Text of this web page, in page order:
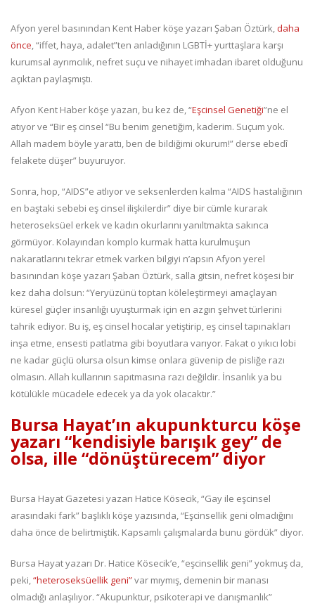
Afyon yerel basınından Kent Haber köşe yazarı Şaban Öztürk,daha
önce, “iffet, haya, adalet”ten anladığının LGBTİ+ yurttaşlara karşı
kurumsal ayrımcılık, nefret suçu ve nihayet imhadan ibaret olduğunu
açıktan paylaşmıştı.
Afyon Kent Haber köşe yazarı, bu kez de, “Eşcinsel Genetiği”ne el
atıyor ve “Bir eş cinsel “Bu benim genetiğim, kaderim. Suçum yok.
Allah madem böyle yarattı, ben de bildiğimi okurum!” derse ebedî
felakete düşer” buyuruyor.
Sonra, hop, “AIDS”e atlıyor ve seksenlerden kalma “AIDS hastalığının
en baştaki sebebi eş cinsel ilişkilerdir” diye bir cümle kurarak
heteroseksüel erkek ve kadın okurlarını yanıltmakta sakınca
görmüyor. Kolayından komplo kurmak hatta kurulmuşun
nakaratlarını tekrar etmek varken bilgiyi n’apsın Afyon yerel
basınından köşe yazarı Şaban Öztürk, salla gitsin, nefret köşesi bir
kez daha dolsun: “Yeryüzünü toptan köleleştirmeyi amaçlayan
küresel güçler insanlığı uyuşturmak için en azgın şehvet türlerini
tahrik ediyor. Bu iş, eş cinsel hocalar yetiştirip, eş cinsel tapınakları
inşa etme, ensesti patlatma gibi boyutlara varıyor. Fakat o yıkıcı lobi
ne kadar güçlü olursa olsun kimse onlara güvenip de pisliğe razı
olmasın. Allah kullarının sapıtmasına razı değildir. İnsanlık ya bu
kötülükle mücadele edecek ya da yok olacaktır.”
Bursa Hayat’ın akupunkturcu köşe
yazarı “kendisiyle barışık gey” de
olsa, ille “dönüştürecem” diyor
Bursa Hayat Gazetesi yazarı Hatice Kösecik, “Gay ile eşcinsel
arasındaki fark” başlıklı köşe yazısında, “Eşcinsellik geni olmadığını
daha önce de belirtmiştik. Kapsamlı çalışmalarda bunu gördük” diyor.
Bursa Hayat yazarı Dr. Hatice Kösecik’e, “eşcinsellik geni” yokmuş da,
peki,“heteroseksüellik geni”var mıymış, demenin bir manası
olmadığı anlaşılıyor. “Akupunktur, psikoterapi ve danışmanlık”